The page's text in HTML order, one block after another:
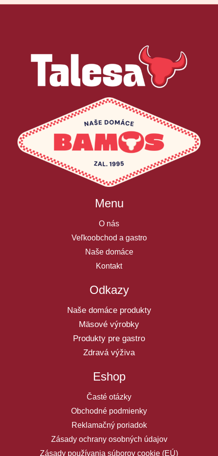
Menu
O nás
Veľkoobchod a gastro
Naše domáce
Kontakt
Odkazy
Naše domáce produkty
Mäsové výrobky
Produkty pre gastro
Zdravá výživa
Eshop
Časté otázky
Obchodné podmienky
Reklamačný poriadok
Zásady ochrany osobných údajov
Zásady používania súborov cookie (EÚ)